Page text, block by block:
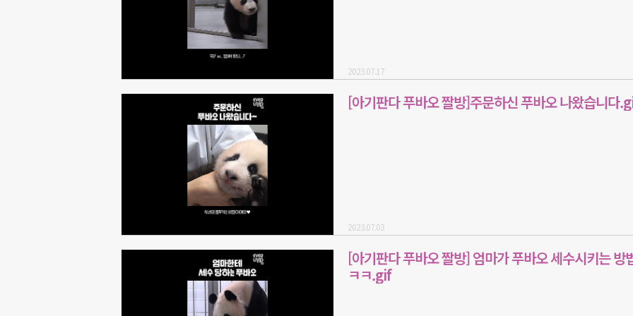
2023.07.17
[아기판다 푸바오 짤방]주문하신 푸바오 나왔습니다
2023.07.03
[아기판다 푸바오 짤방] 엄마가 푸바오 세수시키는 방
ㅋㅋ.gif